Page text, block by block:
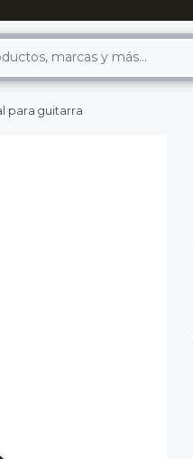
para guitarra